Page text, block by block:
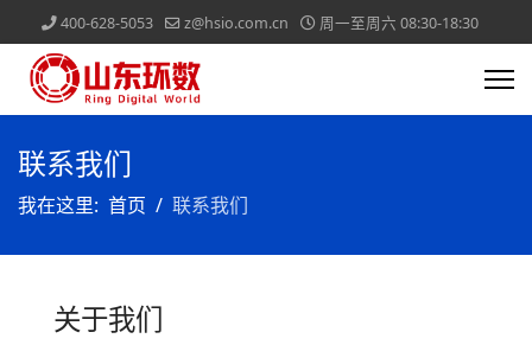
400-628-5053 z@hsio.com.cn 周一至周六 08:30-18:30
联系我们
我在这里: 首页 联系我们
关于我们